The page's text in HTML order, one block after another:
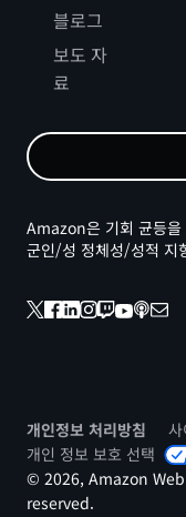
블로그
보도 자
료
Amazon은 기회 균등
군인/성 정체성/성적 지
개인정보 처리방침
개인 정보 보호 선택
© 2026, Amazon
reserved.